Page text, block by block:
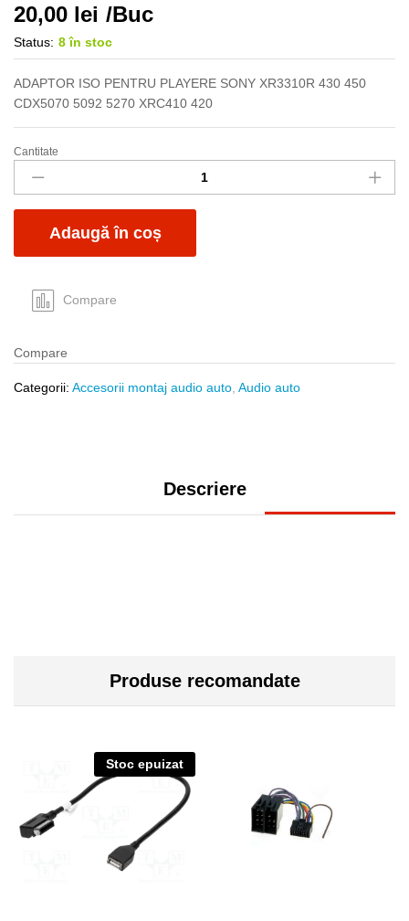
20,00 lei /Buc
Status: 8 în stoc
ADAPTOR ISO PENTRU PLAYERE SONY XR3310R 430 450
CDX5070 5092 5270 XRC410 420
Conect
ISO
Sony3
18pini
CDX5070
quantity
Cantitate
Adaugă în coș
Compare
Compare
Categorii: Accesorii montaj audio auto Audio auto
Descriere
Produse recomandate
Stoc epuizat